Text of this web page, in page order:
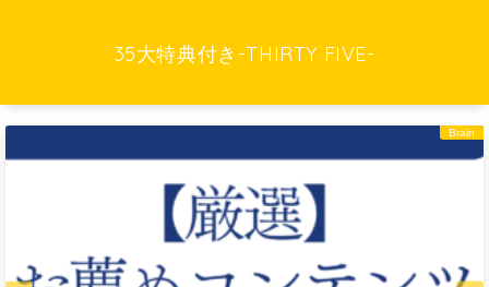
35大特典付き-THIRTY FIVE-
Brain